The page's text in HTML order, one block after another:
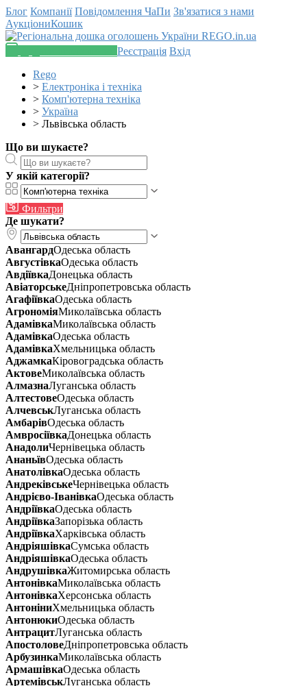
Блог Компанії Повідомлення ЧаПи Зв'язатися з нами
АукціониКошик
Реєстрація Вхід
Rego
> Електроніка і техніка
> Комп'ютерна техніка
> Україна
> Львівська область
Що ви шукаєте?
У якій категорії?
Фильтри
Де шукати?
АвангардОдеська область
АвгустівкаОдеська область
АвдіївкаДонецька область
АвіаторськеДніпропетровська область
АгафіївкаОдеська область
АгрономіяМиколаївська область
АдамівкаМиколаївська область
АдамівкаОдеська область
АдамівкаХмельницька область
АджамкаКіровоградська область
АктовеМиколаївська область
АлмазнаЛуганська область
АлтестовеОдеська область
АлчевськЛуганська область
АмбарівОдеська область
АмвросіївкаДонецька область
АнадолиЧернівецька область
АнаньївОдеська область
АнатолівкаОдеська область
АндреківськеЧернівецька область
Андрієво-ІванівкаОдеська область
АндріївкаОдеська область
АндріївкаЗапорізька область
АндріївкаХарківська область
АндріяшівкаСумська область
АндріяшівкаОдеська область
АндрушівкаЖитомирська область
АнтонівкаМиколаївська область
АнтонівкаХерсонська область
АнтоніниХмельницька область
АнтонюкиОдеська область
АнтрацитЛуганська область
АпостоловеДніпропетровська область
АрбузинкаМиколаївська область
АрмашівкаОдеська область
АртемівськЛуганська область